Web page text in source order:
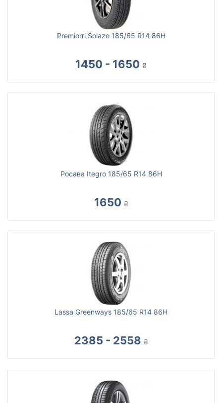
Premiorri Solazo 185/65 R14 86H
1450 - 1650 ₴
Росава Itegro 185/65 R14 86H
1650 ₴
Lassa Greenways 185/65 R14 86H
2385 - 2558 ₴